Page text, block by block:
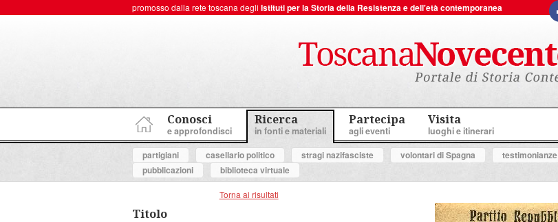
promosso dalla rete toscana degli Istituti per la Storia della Resistenza e dell'età contemporanea
Conosci
e approfondisci
Ricerca
in fonti e materiali
Partecipa
agli eventi
Visita
luoghi e itinerari
partigiani
casellario politico stragi nazifasciste volontari di Spagna testimonianze
pubblicazioni
biblioteca virtuale
Titolo
Torna ai risultati